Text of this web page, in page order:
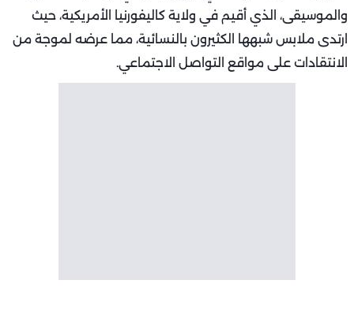
والموسيقى، الذي أقيم في ولاية كاليفورنيا الأمريكية، حيث
ارتدى ملابس شبهها الكثيرون بالنسائية، مما عرضه لموجة من
الانتقادات على مواقع التواصل الاجتماعي.